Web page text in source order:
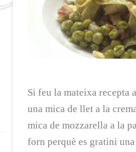
Si feu la mateixa recepta
una mica de llet a la
mica de mozzarella a la
forn perquè es gratini